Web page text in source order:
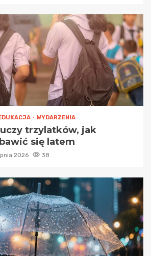
WYDARZENIA
trzylatków, jak
się latem
2026 38